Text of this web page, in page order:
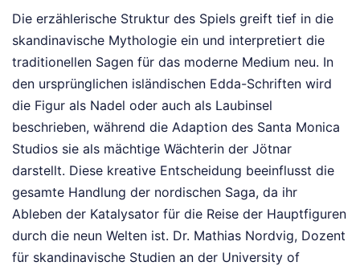
Die erzählerische Struktur des Spiels greift tief in die
skandinavische Mythologie ein und interpretiert die
traditionellen Sagen für das moderne Medium neu. In
den ursprünglichen isländischen Edda-Schriften wird
die Figur als Nadel oder auch als Laubinsel
beschrieben, während die Adaption des Santa Monica
Studios sie als mächtige Wächterin der Jötnar
darstellt. Diese kreative Entscheidung beeinflusst die
gesamte Handlung der nordischen Saga, da ihr
Ableben der Katalysator für die Reise der Hauptfiguren
durch die neun Welten ist. Dr. Mathias Nordvig, Dozent
für skandinavische Studien an der University of